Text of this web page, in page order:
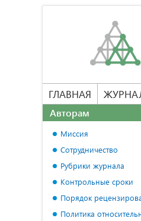
ГЛАВНАЯ
Авторам
Миссия
Сотрудничество
Рубрики журнала
Контрольные сроки
Порядок
Политика